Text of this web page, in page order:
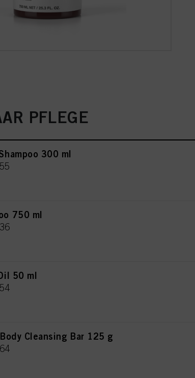
PFLEGE
300 ml
750 ml
50 ml
Cleansing Bar 125 g